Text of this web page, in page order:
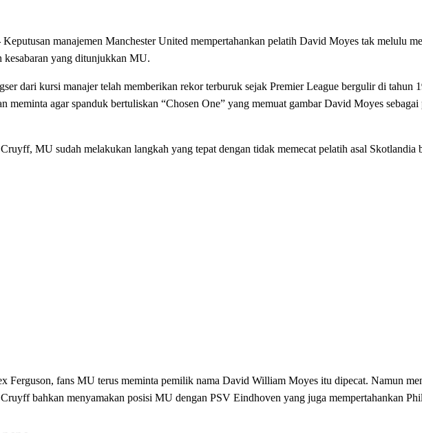
Keputusan manajemen Manchester United mempertahankan pelatih David Moyes tak melulu
kesabaran yang ditunjukkan MU.
dari kursi manajer telah memberikan rekor terburuk sejak Premier League bergulir di tahun
meminta agar spanduk bertuliskan “Chosen One” yang memuat gambar David Moyes
MU sudah melakukan langkah yang tepat dengan tidak memecat pelatih asal Skotlandia
Ferguson, fans MU terus meminta pemilik nama David William Moyes itu dipecat. Namun
bahkan menyamakan posisi MU dengan PSV Eindhoven yang juga mempertahankan